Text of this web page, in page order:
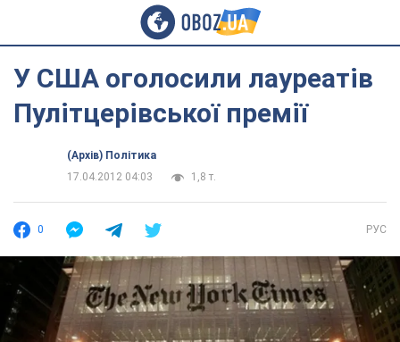
У США оголосили лауреатів
Пулітцерівської премії
(Архів) Політика
17.04.2012 04:03
1,8 т.
0 РУС